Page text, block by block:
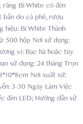
Bi White có đèn
bẩn do cà phê, rượu
hiệu: Bi White Thành
500 hộp Nơi sử dụng:
vị: Bạc hà hoặc tùy
sử dụng: 24 tháng Trọn
Nơi xuất xứ:
3-30 Ngày Làm Việc
đèn LED; Hướng dẫn sử